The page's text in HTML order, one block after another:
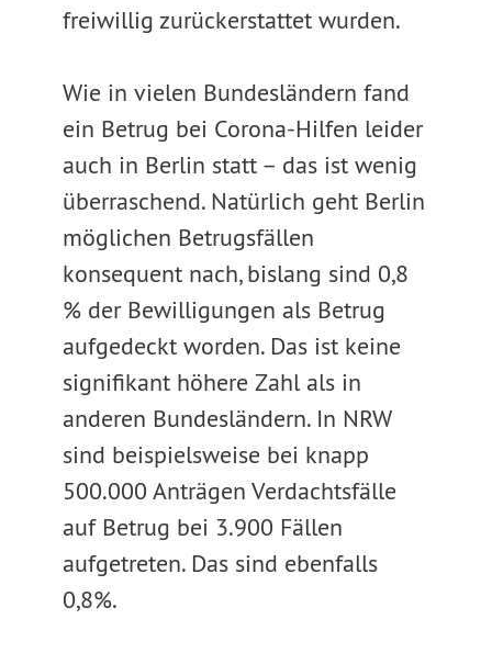
freiwillig zurückerstattet wurden.
Wie in vielen Bundesländern fand
ein Betrug bei Corona-Hilfen leider
auch in Berlin statt – das ist wenig
überraschend. Natürlich geht Berlin
möglichen Betrugsfällen
konsequent nach, bislang sind 0,8
% der Bewilligungen als Betrug
aufgedeckt worden. Das ist keine
signifikant höhere Zahl als in
anderen Bundesländern. In NRW
sind beispielsweise bei knapp
500.000 Anträgen Verdachtsfälle
auf Betrug bei 3.900 Fällen
aufgetreten. Das sind ebenfalls
0,8%.